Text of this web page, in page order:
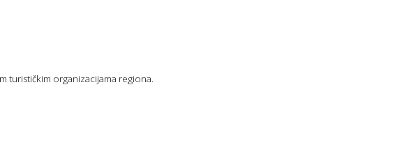
turističkim organizacijama regiona.